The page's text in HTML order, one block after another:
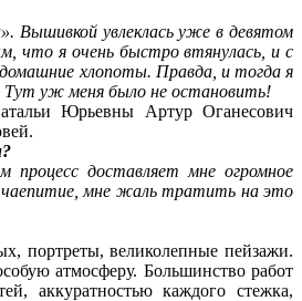
Вышивкой увлеклась уже в девятом
что я очень быстро втянулась, и с
хлопоты. Правда, и тогда я
Тут уж меня было не остановить!
Юрьевны Артур Оганесович
процесс доставляет мне огромное
чаепитие, мне жаль тратить на это
портреты, великолепные пейзажи.
атмосферу. Большинство работ
аккуратностью каждого стежка,